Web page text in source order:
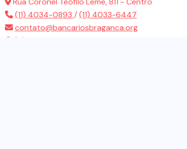
(11) 4034-0893 /(11) 4033-6447
contato@bancariosbraganca.org
(11) 94286-5522